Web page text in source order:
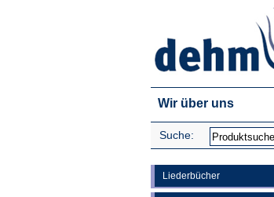
Wir über uns
Suche:
Liederbücher